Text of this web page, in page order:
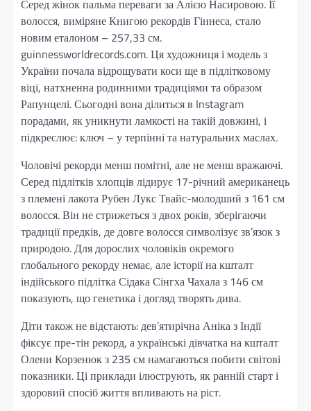
Серед жінок пальма переваги за Алією Насировою. Її
волосся, виміряне Книгою рекордів Гіннеса, стало
новим еталоном – 257,33 см.
guinnessworldrecords.com. Ця художниця і модель з
України почала відрощувати коси ще в підлітковому
віці, натхненна родинними традиціями та образом
Рапунцелі. Сьогодні вона ділиться в Instagram
порадами, як уникнути ламкості на такій довжині, і
підкреслює: ключ – у терпінні та натуральних маслах.
Чоловічі рекорди менш помітні, але не менш вражаючі.
Серед підлітків хлопців лідирує 17-річний американець
з племені лакота Рубен Лукс Твайс-молодший з 161 см
волосся. Він не стрижеться з двох років, зберігаючи
традиції предків, де довге волосся символізує зв’язок з
природою. Для дорослих чоловіків окремого
глобального рекорду немає, але історії на кшталт
індійського підлітка Сідака Сінгха Чахала з 146 см
показують, що генетика і догляд творять дива.
Діти також не відстають: дев’ятирічна Аніка з Індії
фіксує пре-тін рекорд, а українські дівчатка на кшталт
Олени Корзенюк з 235 см намагаються побити світові
показники. Ці приклади ілюструють, як ранній старт і
здоровий спосіб життя впливають на ріст.